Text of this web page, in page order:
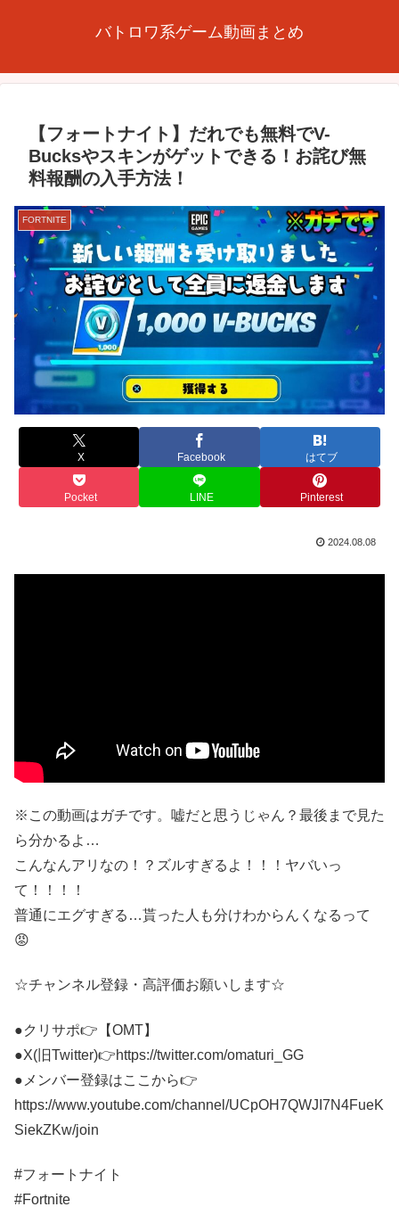
バトロワ系ゲーム動画まとめ
【フォートナイト】だれでも無料でV-
Bucksやスキンがゲットできる！お詫び無
料報酬の入手方法！
FORTNITE
X Facebook はてブ
Pocket LINE Pinterest
2024.08.08
※この動画はガチです。嘘だと思うじゃん？最後まで見た
ら分かるよ…
こんなんアリなの！？ズルすぎるよ！！！ヤバいっ
て！！！！
普通にエグすぎる…貰った人も分けわからんくなるって
😡
☆チャンネル登録・高評価お願いします☆
●クリサポ👉【OMT】
●X(旧Twitter)👉https://twitter.com/omaturi_GG
●メンバー登録はここから👉
https://www.youtube.com/channel/UCpOH7QWJI7N4FueK
SiekZKw/join
#フォートナイト
#Fortnite